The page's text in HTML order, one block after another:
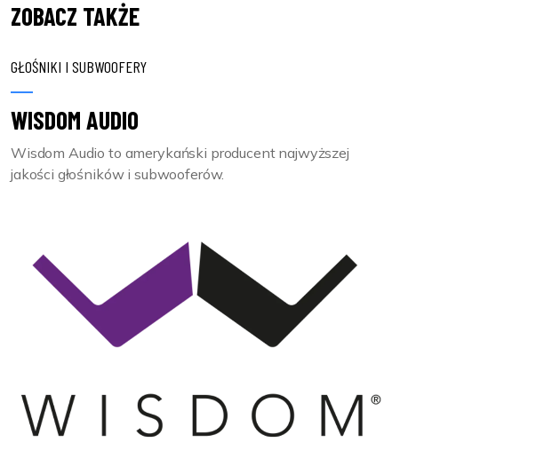
ZOBACZ TAKŻE
GŁOŚNIKI I SUBWOOFERY
WISDOM AUDIO
Wisdom Audio to amerykański producent najwyższej
jakości głośników i subwooferów.